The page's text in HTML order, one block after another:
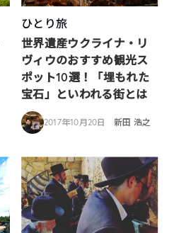
ひとり旅
世界遺産ウクライナ・リ
ヴィウのおすすめ観光ス
ポット10選！「埋もれた
宝石」といわれる街とは
2017年10月20日 新田 浩之